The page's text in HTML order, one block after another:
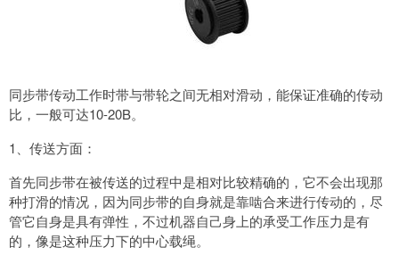
同步带传动工作时带与带轮之间无相对滑动，能保证准确的传动
比，一般可达10-20B。
1、传送方面：
首先同步带在被传送的过程中是相对比较精确的，它不会出现那
种打滑的情况，因为同步带的自身就是靠啮合来进行传动的，尽
管它自身是具有弹性，不过机器自己身上的承受工作压力是有
的，像是这种压力下的中心载绳。